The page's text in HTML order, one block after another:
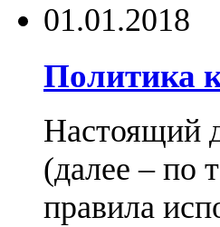
01.01.2018
Политика
Настоящий
(далее – по
правила